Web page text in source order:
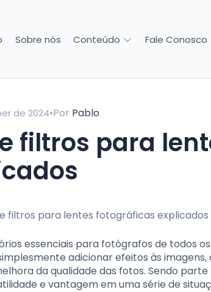
Sobre nós Conteúdo Fale Conosco
de 2024•Por Pablo
filtros para
essenciais para fotógrafos de todos
adicionar efeitos às
da qualidade das fotos. Sendo
e vantagem em uma série de